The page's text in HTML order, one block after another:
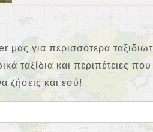
για περισσότερα
ταξίδια και περιπέτειες που
ζήσεις και εσύ!